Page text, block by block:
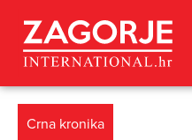
Crna kronika